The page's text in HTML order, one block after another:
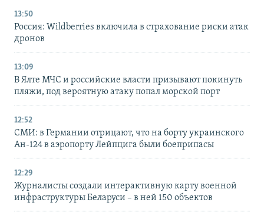
13:50
Россия: Wildberries включила в страхование риски атак
дронов
13:09
В Ялте МЧС и российские власти призывают покинуть
пляжи, под вероятную атаку попал морской порт
12:52
СМИ: в Германии отрицают, что на борту украинского
Ан-124 в аэропорту Лейпцига были боеприпасы
12:29
Журналисты создали интерактивную карту военной
инфраструктуры Беларуси – в ней 150 объектов